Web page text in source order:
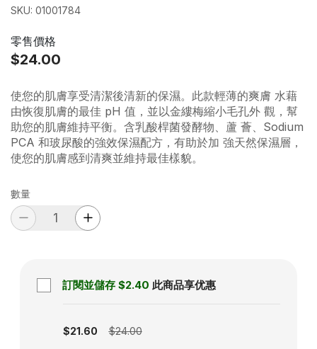
SKU: 01001784
零售價格
$24.00
使您的肌膚享受清潔後清新的保濕。此款輕薄的爽膚 水藉
由恢復肌膚的最佳 pH 值，並以金縷梅縮小毛孔外 觀，幫
助您的肌膚維持平衡。含乳酸桿菌發酵物、蘆 薈、Sodium
PCA 和玻尿酸的強效保濕配方，有助於加 強天然保濕層，
使您的肌膚感到清爽並維持最佳樣貌。
數量
訂閱並儲存 $2.40 此商品享优惠
$21.60 $24.00